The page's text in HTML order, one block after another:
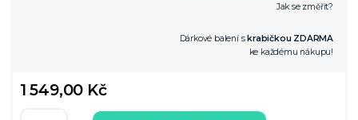
Jak se změřit?
Dárkové balení s krabičkou ZDARMA
ke každému nákupu!
1 549,00 Kč